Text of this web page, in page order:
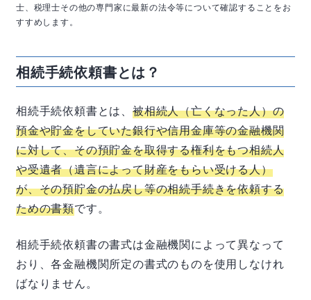
士、税理士その他の専門家に最新の法令等について確認することをお
すすめします。
相続手続依頼書とは？
相続手続依頼書とは、 被相続人（亡くなった人）の
預金や貯金をしていた銀行や信用金庫等の金融機関
に対して、その預貯金を取得する権利をもつ相続人
や受遺者（遺言によって財産をもらい受ける人）
が、その預貯金の払戻し等の相続手続きを依頼する
ための書類です。
相続手続依頼書の書式は金融機関によって異なって
おり、各金融機関所定の書式のものを使用しなけれ
ばなりません。